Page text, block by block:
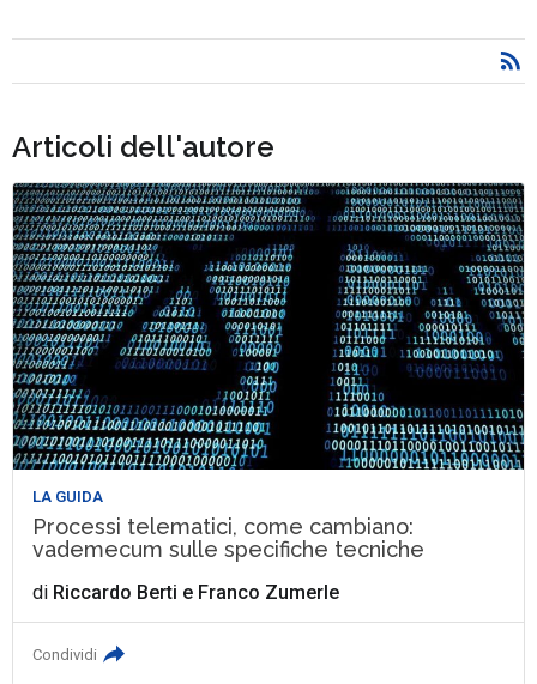
Articoli dell'autore
LA GUIDA
Processi telematici, come cambiano:
vademecum sulle specifiche tecniche
di Riccardo Berti e Franco Zumerle
Condividi